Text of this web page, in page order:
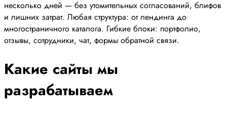
несколько дней — без утомительных согласований, блифов
и лишних затрат. Любая структура: от лендинга до
многостраничного каталога. Гибкие блоки: портфолио,
отзывы, сотрудники, чат, формы обратной связи.
Какие сайты мы
разрабатываем